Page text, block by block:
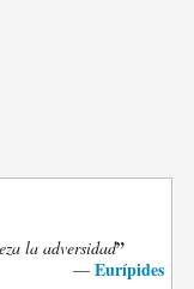
la adversidad”
— Eurípides